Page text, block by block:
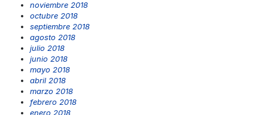
noviembre 2018
octubre 2018
septiembre 2018
agosto 2018
julio 2018
junio 2018
mayo 2018
abril 2018
marzo 2018
febrero 2018
enero 2018